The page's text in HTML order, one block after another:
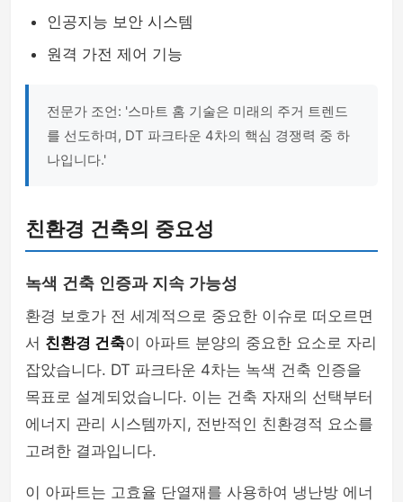
인공지능 보안 시스템
원격 가전 제어 기능
전문가 조언: '스마트 홈 기술은 미래의 주거 트렌드
를 선도하며, DT 파크타운 4차의 핵심 경쟁력 중 하
나입니다.'
친환경 건축의 중요성
녹색 건축 인증과 지속 가능성
환경 보호가 전 세계적으로 중요한 이슈로 떠오르면
서 친환경 건축이 아파트 분양의 중요한 요소로 자리
잡았습니다. DT 파크타운 4차는 녹색 건축 인증을
목표로 설계되었습니다. 이는 건축 자재의 선택부터
에너지 관리 시스템까지, 전반적인 친환경적 요소를
고려한 결과입니다.
이 아파트는 고효율 단열재를 사용하여 냉난방 에너